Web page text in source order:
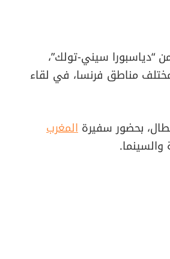
“دياسبورا سيني-تولك”،
مناطق فرنسا، في لقاء
بحضور سفيرة المغرب